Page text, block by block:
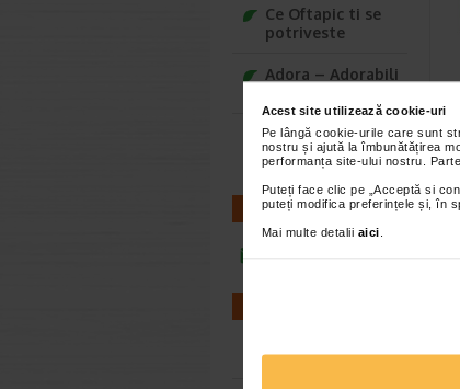
Acest site utilizează cookie-uri
Pe lângă cookie-urile care sunt
nostru și ajută la îmbunătățirea
performanța site-ului nostru.
Puteți face clic pe „Acceptă si
puteți modifica preferințele și, în
Mai multe detalii aici
Ce Oftapic ti se
potriveste
Adora – Adorabili
Seturi cadou
Baylis&Harding
CONTACT
Farmacii NON-STOP